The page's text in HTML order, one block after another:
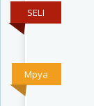
Mpya
SELI